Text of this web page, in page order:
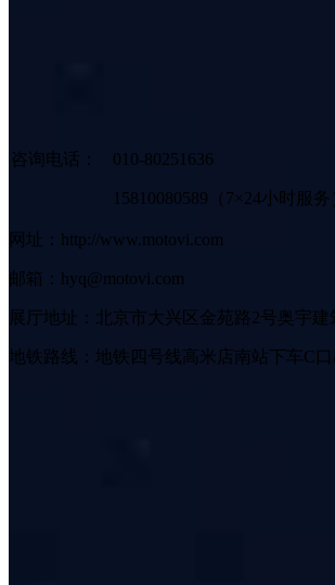
咨询电话： 010-80251636
15810080589（7×24小时服务
网址：http://www.motovi.com
邮箱：hyq@motovi.com
展厅地址：北京市大兴区金苑路2号奥宇
地铁路线：地铁四号线高米店南站下车C口